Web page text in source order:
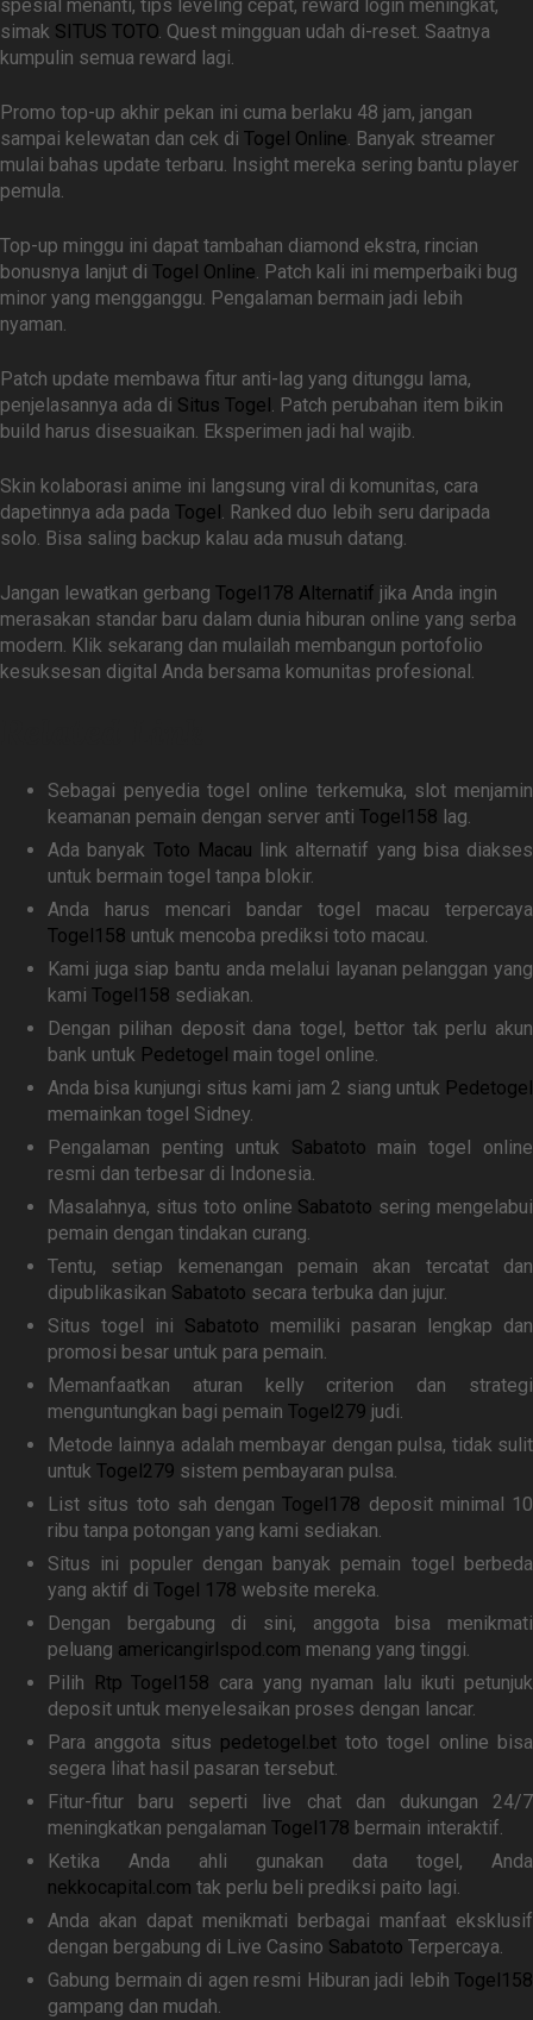
spesial menanti, tips leveling cepat, reward login meningkat,
simak SITUS TOTO. Quest mingguan udah di-reset. Saatnya
kumpulin semua reward lagi.
Promo top-up akhir pekan ini cuma berlaku 48 jam, jangan
sampai kelewatan dan cek di Togel Online. Banyak streamer
mulai bahas update terbaru. Insight mereka sering bantu player
pemula.
Top-up minggu ini dapat tambahan diamond ekstra, rincian
bonusnya lanjut di Togel Online. Patch kali ini memperbaiki bug
minor yang mengganggu. Pengalaman bermain jadi lebih
nyaman.
Patch update membawa fitur anti-lag yang ditunggu lama,
penjelasannya ada di Situs Togel . Patch perubahan item bikin
build harus disesuaikan. Eksperimen jadi hal wajib.
Skin kolaborasi anime ini langsung viral di komunitas, cara
dapetinnya ada pada Togel . Ranked duo lebih seru daripada
solo. Bisa saling backup kalau ada musuh datang.
Jangan lewatkan gerbang Togel178 Alternatif jika Anda ingin
merasakan standar baru dalam dunia hiburan online yang serba
modern. Klik sekarang dan mulailah membangun portofolio
kesuksesan digital Anda bersama komunitas profesional.
Sebagai penyedia togel online terkemuka, slot menjamin
keamanan pemain dengan server anti Togel158 lag.
Ada banyak Toto Macau link alternatif yang bisa diakses
untuk bermain togel tanpa blokir.
Anda harus mencari bandar togel macau terpercaya
Togel158 untuk mencoba prediksi toto macau.
Kami juga siap bantu anda melalui layanan pelanggan yang
kami Togel158 sediakan.
Dengan pilihan deposit dana togel, bettor tak perlu akun
bank untuk Pedetogel main togel online.
Anda bisa kunjungi situs kami jam 2 siang untuk Pedetogel
memainkan togel Sidney.
Pengalaman penting untuk Sabatoto main togel online
resmi dan terbesar di Indonesia.
Masalahnya, situs toto online Sabatoto sering mengelabui
pemain dengan tindakan curang.
Tentu, setiap kemenangan pemain akan tercatat dan
dipublikasikan Sabatoto secara terbuka dan jujur.
Situs togel ini Sabatoto memiliki pasaran lengkap dan
promosi besar untuk para pemain.
Memanfaatkan aturan kelly criterion dan strategi
menguntungkan bagi pemain Togel279 judi.
Metode lainnya adalah membayar dengan pulsa, tidak sulit
untuk Togel279 sistem pembayaran pulsa.
List situs toto sah denganTogel178 deposit minimal 10
ribu tanpa potongan yang kami sediakan.
Situs ini populer dengan banyak pemain togel berbeda
yang aktif di Togel 178 website mereka.
Dengan bergabung di sini, anggota bisa menikmati
peluang americangirlspod.com menang yang tinggi.
Pilih
Rtp Togel158 cara yang nyaman lalu ikuti petunjuk
deposit untuk menyelesaikan proses dengan lancar.
Para anggota situs pedetogel.bettoto togel online bisa
segera lihat hasil pasaran tersebut.
Fitur-fitur baru seperti live chat dan dukungan 24/7
meningkatkan pengalaman Togel178 bermain interaktif.
Ketika Anda ahli gunakan data togel, Anda
nekkocapital.com tak perlu beli prediksi paito lagi.
Anda akan dapat menikmati berbagai manfaat eksklusif
dengan bergabung di Live Casino Sabatoto Terpercaya.
Gabung bermain di agen resmi Hiburan jadi lebih Togel158
gampang dan mudah.